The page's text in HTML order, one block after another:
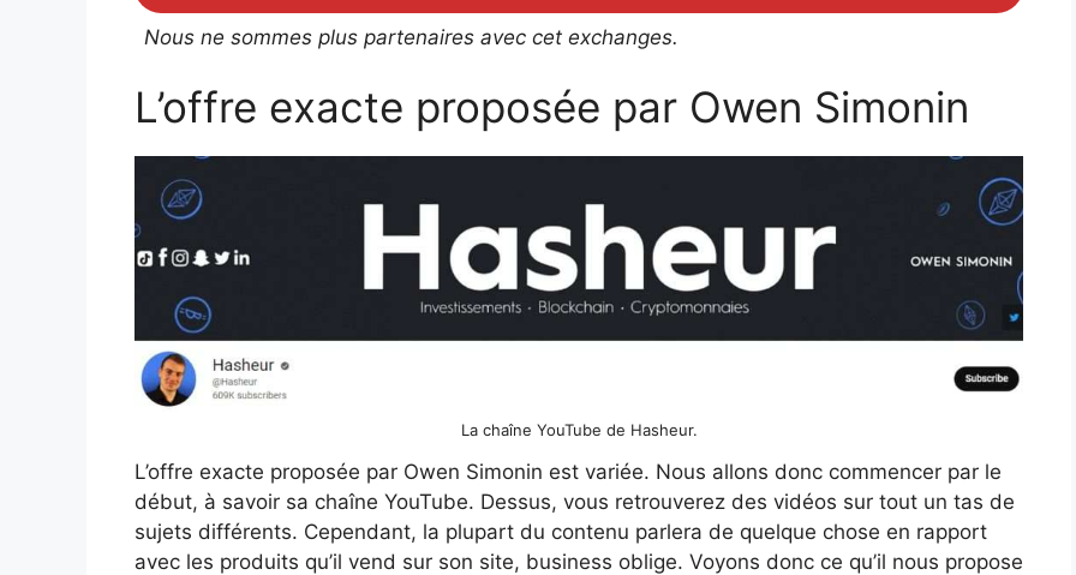
Nous ne sommes plus partenaires avec cet exchanges.
L’offre exacte proposée par Owen Simonin
La chaîne YouTube de Hasheur.
L’offre exacte proposée par Owen Simonin est variée. Nous allons donc commencer par le
début, à savoir sa chaîne YouTube. Dessus, vous retrouverez des vidéos sur tout un tas de
sujets différents. Cependant, la plupart du contenu parlera de quelque chose en rapport
avec les produits qu’il vend sur son site, business oblige. Voyons donc ce qu’il nous propose